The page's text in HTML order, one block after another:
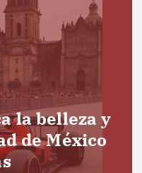
la belleza y
de México